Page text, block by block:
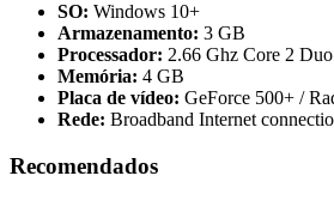
SO: Windows 10+
Armazenamento: 3 GB
Processador: 2.66 Ghz Core 2
Memória: 4 GB
Placa de vídeo: GeForce 500+ /
Rede: Broadband Internet
Recomendados